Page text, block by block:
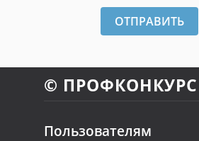
ОТПРАВИТЬ
©
Пользователям